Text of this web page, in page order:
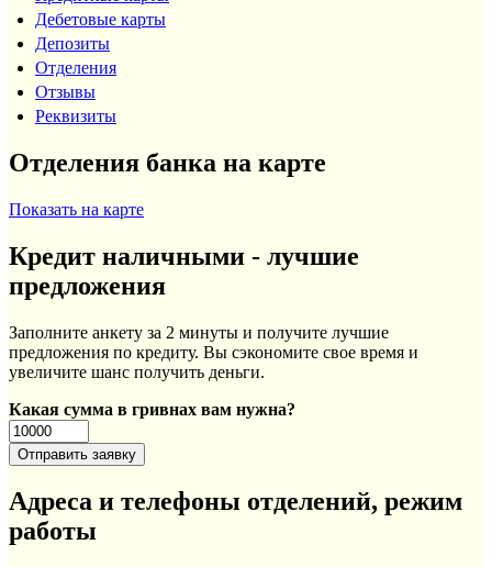
Дебетовые карты
Депозиты
Отделения
Отзывы
Реквизиты
Отделения банка на карте
Показать на карте
Кредит наличными - лучшие
предложения
Заполните анкету за 2 минуты и получите лучшие
предложения по кредиту. Вы сэкономите свое время и
увеличите шанс получить деньги.
Какая сумма в гривнах вам нужна?
Адреса и телефоны отделений, режим
работы